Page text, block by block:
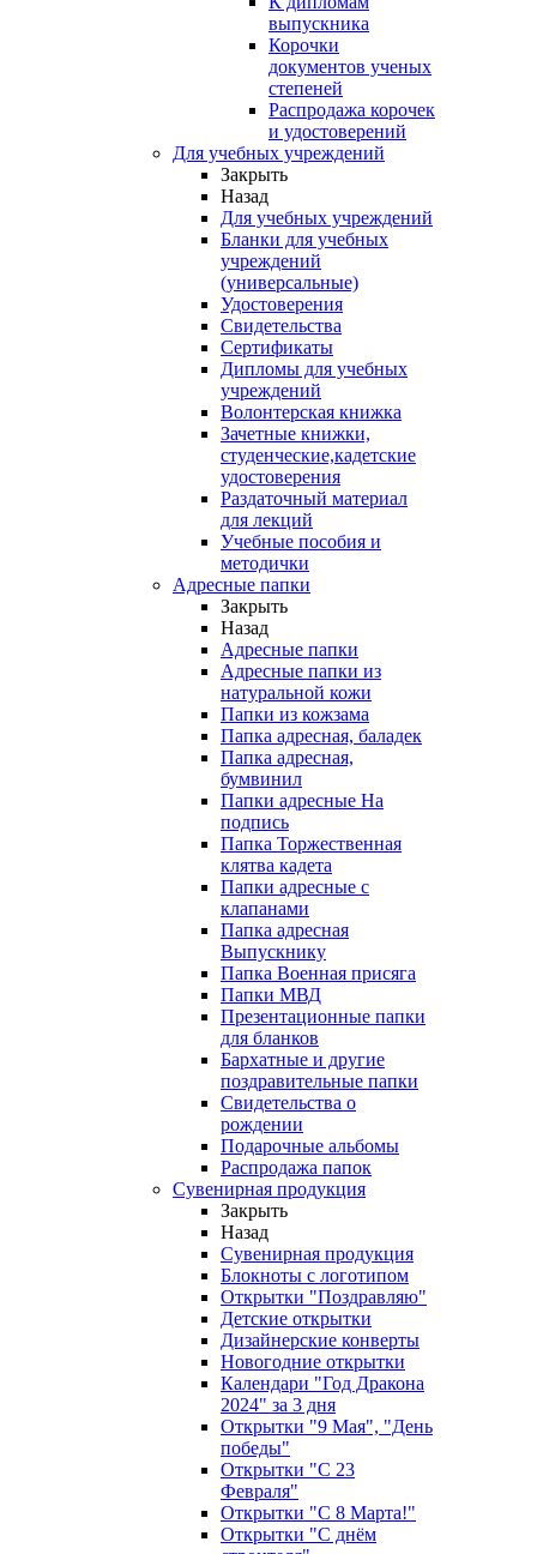
выпускника
Корочки
документов ученых
степеней
Распродажа корочек
и удостоверений
Для учебных учреждений
Закрыть
Назад
Для учебных учреждений
Бланки для учебных
учреждений
(универсальные)
Удостоверения
Свидетельства
Сертификаты
Дипломы для учебных
учреждений
Волонтерская книжка
Зачетные книжки,
студенческие,кадетские
удостоверения
Раздаточный материал
для лекций
Учебные пособия и
методички
Адресные папки
Закрыть
Назад
Адресные папки
Адресные папки из
натуральной кожи
Папки из кожзама
Папка адресная, баладек
Папка адресная,
бумвинил
Папки адресные На
подпись
Папка Торжественная
клятва кадета
Папки адресные с
клапанами
Папка адресная
Выпускнику
Папка Военная присяга
Папки МВД
Презентационные папки
для бланков
Бархатные и другие
поздравительные папки
Свидетельства о
рождении
Подарочные альбомы
Распродажа папок
Сувенирная продукция
Закрыть
Назад
Сувенирная продукция
Блокноты с логотипом
Открытки "Поздравляю"
Детские открытки
Дизайнерские конверты
Новогодние открытки
Календари "Год Дракона
2024" за 3 дня
Открытки "9 Мая", "День
победы"
Открытки "С 23
Февраля"
Открытки "С 8 Марта!"
Открытки "С днём